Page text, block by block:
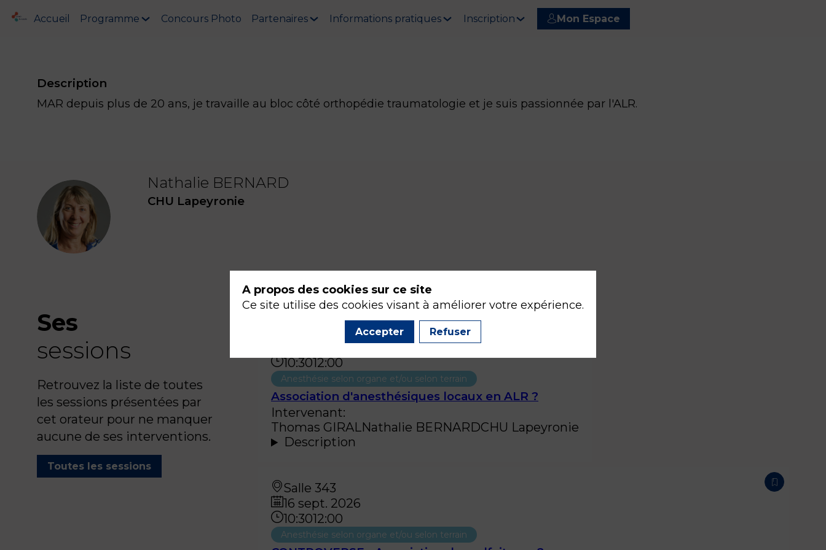
Accueil Programme Concours Photo Partenaires Informations pratiques Inscription Mon Espace
Description
MAR depuis plus de 20 ans, je travaille au bloc côté orthopédie traumatologie et je suis passionnée par l'ALR.
NB
Nathalie BERNARD
CHU Lapeyronie
Ses
sessions
Retrouvez la liste de toutes
les sessions présentées par
cet orateur pour ne manquer
aucune de ses interventions.
Toutes les sessions
16 sept. 2026
10:3012:00
Anesthésie selon organe et/ou selon terrain
Association d'anesthésiques locaux en ALR ?
Intervenant:
Thomas GIRALNathalie BERNARDCHU Lapeyronie
Description
Salle 343
16 sept. 2026
10:3012:00
Anesthésie selon organe et/ou selon terrain
A propos des cookies sur ce site
Ce site utilise des cookies visant à améliorer votre expérience.
Accepter Refuser